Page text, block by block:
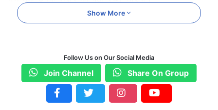
एक पार्टी अधिकारी ने कहा, “इसके बाद पार्थिव शरीर को
3.30 बजे से 15 मिनट तक वहां रखा जाएगा।” बता दें कि
बुद्धदेव भट्टाचार्य डीवाईएफआई के संस्थापक सदस्यों में से
एक थे। उनका पार्थिव शरीर को अंतिम यात्रा के बाद
Show More
Follow Us on Our Social Media
Join Channel Share On Group